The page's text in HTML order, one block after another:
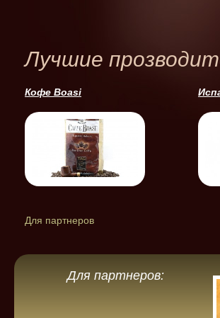
Лучшие
Кофе Boasi
Для партнеров
Для партнеров: